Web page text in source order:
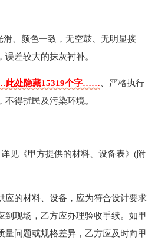
滑、颜色一致，无空鼓、无明显接
差较大的抹灰衬补。
处隐藏15319个字…… 、严格执行
得扰民及污染环境。
见《甲方提供的材料、设备表》(附
应的材料、设备，应为符合设计要求
到现场，乙方应办理验收手续。如甲
量问题或规格差异，乙方应及时向甲